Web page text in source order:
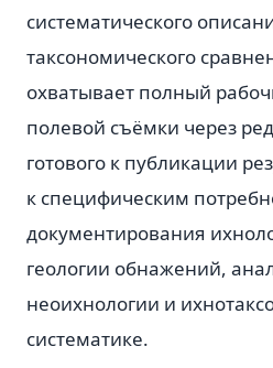
систематического
таксономического
охватывает полный
полевой съёмки через
готового к публикации
к специфическим
документирования
геологии обнажений,
неоихнологии и
систематике.